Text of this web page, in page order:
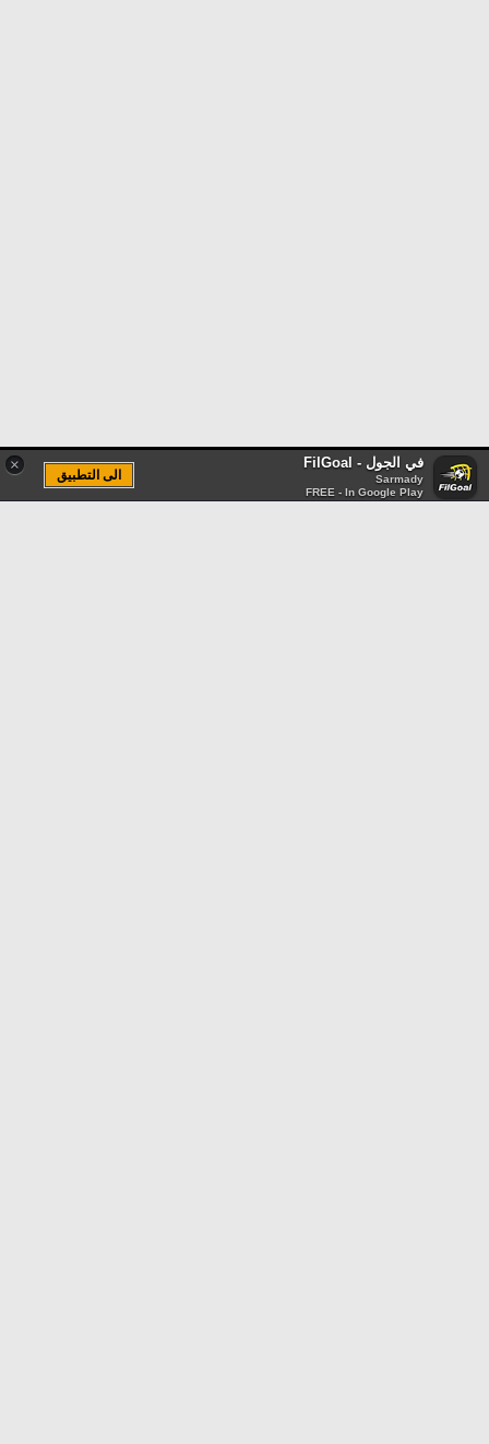
× في الجول - FilGoal
Sarmady
FREE - In Google Play
الى التطبيق